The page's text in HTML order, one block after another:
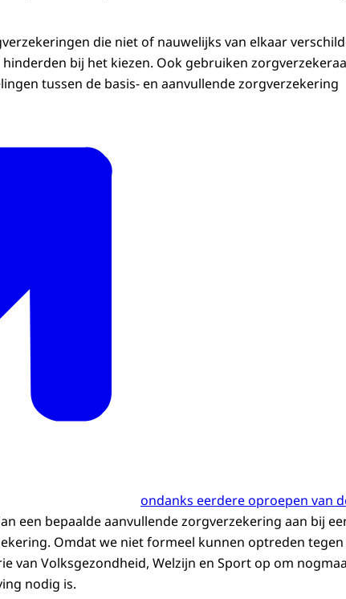
die niet of nauwelijks van elkaar
bij het kiezen. Ook gebruiken
tussen de basis- en aanvullende zorgverzekering
ondanks eerdere oproepen van
een bepaalde aanvullende zorgverzekering aan bij
Omdat we niet formeel kunnen optreden tegen
van Volksgezondheid, Welzijn en Sport op om
nodig is.